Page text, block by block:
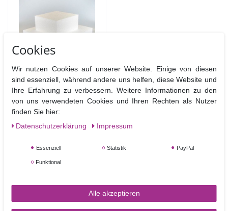
Dummy aus Styropor
quadr. 30 cm, 10cm
hoch
5,15 €
Cookies
Wir nutzen Cookies auf unserer Website. Einige von diesen
sind essenziell, während andere uns helfen, diese Website und
Ihre Erfahrung zu verbessern. Weitere Informationen zu den
von uns verwendeten Cookies und Ihren Rechten als Nutzer
finden Sie hier:
Daten­schutz­erklärung
Impressum
Essenziell Statistik PayPal
Funktional
Alle akzeptieren